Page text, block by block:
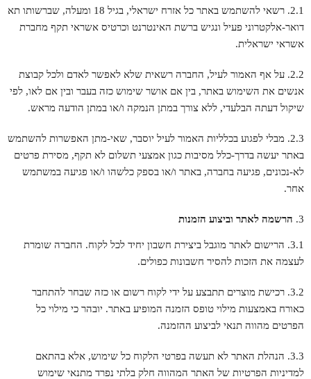
2.1. רשאי להשתמש באתר כל אזרח ישראלי, בגיל 18 ומעלה, שברשותו תא
דואר-אלקטרוני פעיל ונגיש ברשת האינטרנט וכרטיס אשראי תקף מחברת
אשראי ישראלית.
2.2. על אף האמור לעיל, החברה רשאית שלא לאפשר לאדם ולכל קבוצת
אנשים את השימוש באתר, בין אם אושר שימוש כזה בעבר ובין אם לאו, לפי
שיקול דעתה הבלעדי, ללא צורך במתן הנמקה ו/או במתן הודעה מראש.
2.3. מבלי לפגוע בכלליות האמור לעיל יוסבר, שאי-מתן האפשרות להשתמש
באתר יעשה בדרך-כלל מסיבות כגון אמצעי תשלום לא תקף, מסירת פרטים
לא-נכונים, פגיעה בחברה, באתר ו/או בספק כלשהו ו/או פגיעה במשתמש
אחר.
הרשמה לאתר וביצוע הזמנות
3.1. הרישום לאתר מוגבל ביצירת חשבון יחיד לכל לקוח. החברה שומרת
לעצמה את הזכות להסיר חשבונות כפולים.
3.2. רכישת מוצרים תתבצע על ידי לקוח רשום או כזה שבחר להתחבר
כאורח באמצעות מילוי טופס הזמנה המופיע באתר. יובהר כי מילוי כל
הפרטים מהווה תנאי לביצוע ההזמנה.
3.3. הנהלת האתר לא תעשה בפרטי הלקוח כל שימוש, אלא בהתאם
למדיניות הפרטיות של האתר המהווה חלק בלתי נפרד מתנאי שימוש